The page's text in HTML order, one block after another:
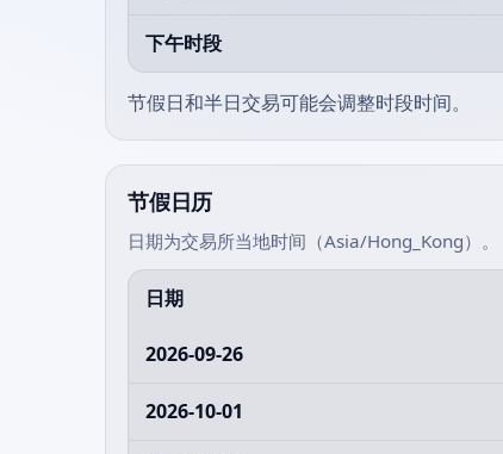
下午时段
节假日和半日交易可能会调整时段时间。
节假日历
日期为交易所当地时间（Asia/Hong_Kong）。
日期
2026-09-26
2026-10-01